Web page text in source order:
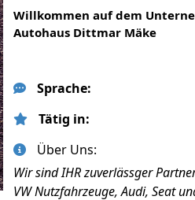
Willkommen auf dem
Autohaus Dittmar Mäke
Sprache:
Tätig in:
Über Uns:
Wir sind IHR zuverlässger
VW Nutzfahrzeuge, Audi, Seat